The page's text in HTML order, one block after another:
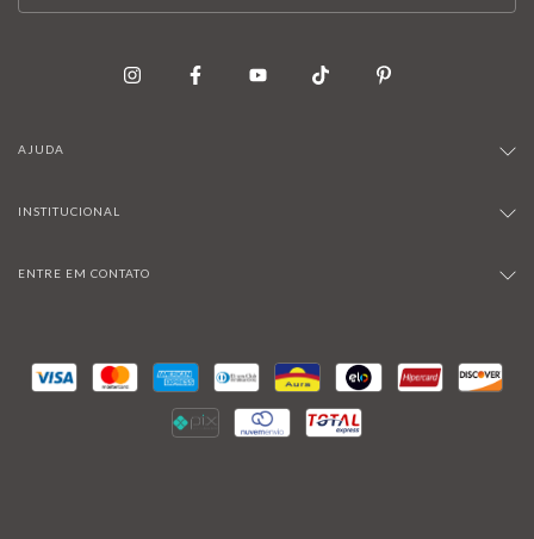
AJUDA
INSTITUCIONAL
ENTRE EM CONTATO